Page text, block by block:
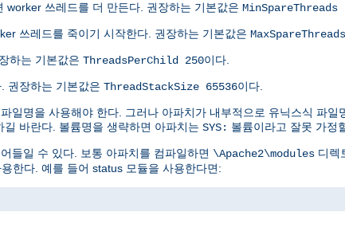
쓰레드를 더 만든다. 권장하는 기본값은 MinSpareThreads
쓰레드를 죽이기 시작한다. 권장하는 기본값은
하는 기본값은 ThreadsPerChild 250이다.
권장하는 기본값은 ThreadStackSize 65536이다.
일명을 사용해야 한다. 그러나 아파치가 내부적으로 유닉스식 파일
바란다. 볼륨명을 생략하면 아파치는 SYS: 볼륨이라고 잘못 가정
들일 수 있다. 보통 아파치를 컴파일하면 \Apache2\modules 디렉
한다. 예를 들어 status 모듈을 사용한다면: